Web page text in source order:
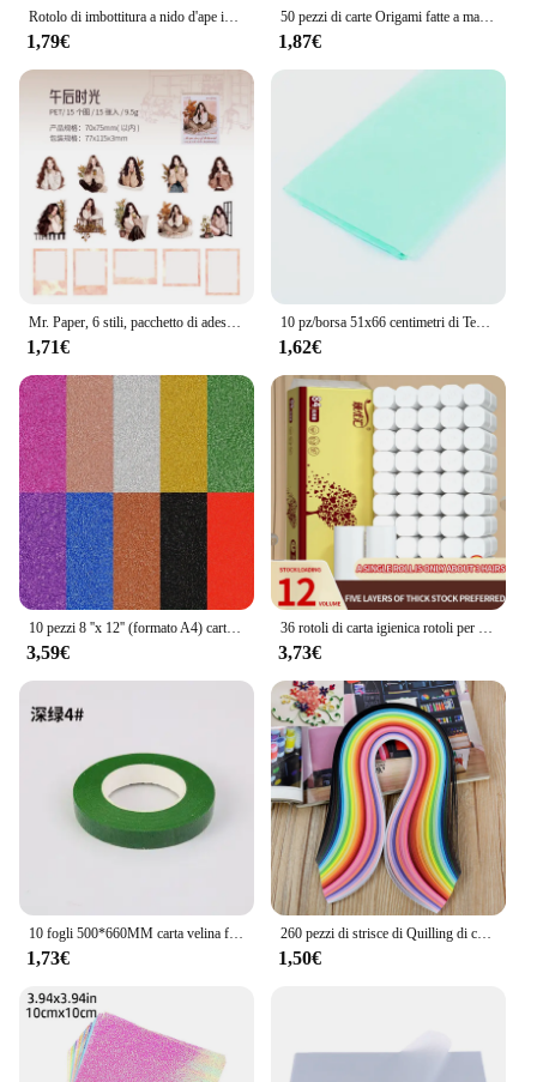
Rotolo di imbottitura a nido d'ape in carta da imballaggio rosa rotolo di avvolgimento per cuscino riciclato con imballaggio perforato involucro verde in movimento ecologico
1,79€
50 pezzi di carte Origami fatte a mano glitterate carte artigianali Decorative lucide forniture per feste in cartoncino fai da te
1,87€
Mr. Paper, 6 stili, pacchetto di adesivi per bordi di personaggi, adesivo per ragazza retrò in stile Polaroid materiale decorativo per Collage fai da te
1,71€
10 pz/borsa 51x66 centimetri di Tessuto Fiore di Carta Da Imballaggio di Carta Regalo di Imballaggio Carta Artistica E Per Hobby Rotolo Vino Pattini Camicia Abbigliamento di Avvolgimento imballaggio
1,62€
3,59€ 3,73€
1,73€
260 pezzi di strisce di Quilling di carta arcobaleno Set 3mm 39cm carta regalo di fiori per la decorazione di carta fatta a mano strumenti di Quilling fai da te
1,50€